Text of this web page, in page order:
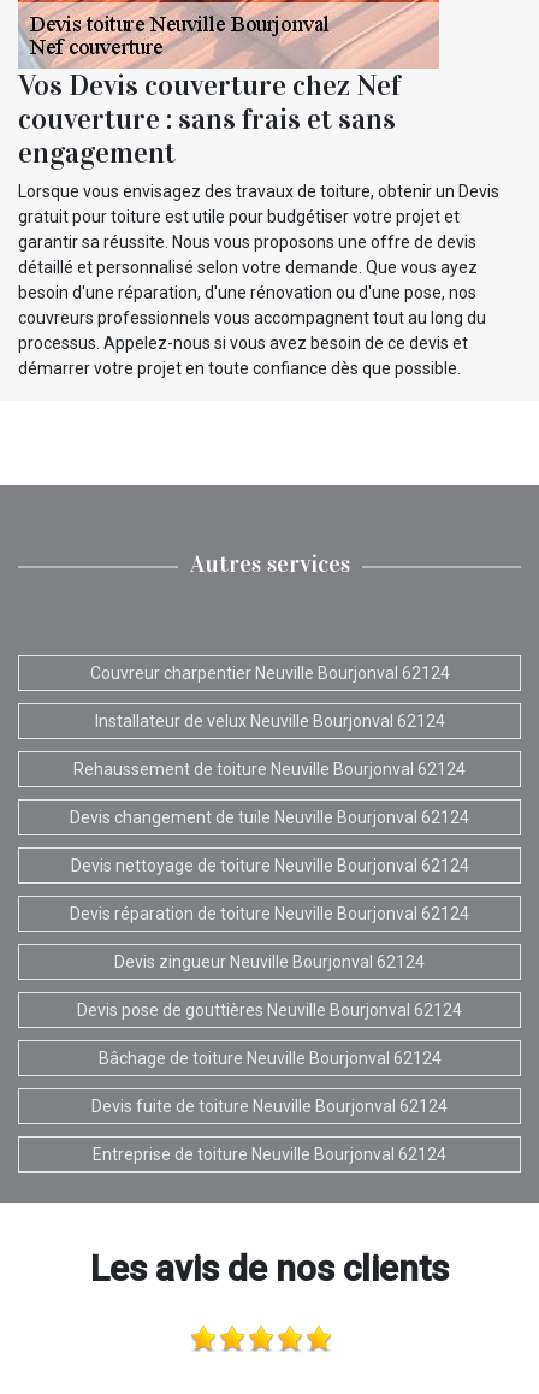
Vos Devis couverture chez Nef
couverture : sans frais et sans
engagement
Lorsque vous envisagez des travaux de toiture, obtenir un Devis
gratuit pour toiture est utile pour budgétiser votre projet et
garantir sa réussite. Nous vous proposons une offre de devis
détaillé et personnalisé selon votre demande. Que vous ayez
besoin d'une réparation, d'une rénovation ou d'une pose, nos
couvreurs professionnels vous accompagnent tout au long du
processus. Appelez-nous si vous avez besoin de ce devis et
démarrer votre projet en toute confiance dès que possible.
Autres services
Couvreur charpentier Neuville Bourjonval 62124
Installateur de velux Neuville Bourjonval 62124
Rehaussement de toiture Neuville Bourjonval 62124
Devis changement de tuile Neuville Bourjonval 62124
Devis nettoyage de toiture Neuville Bourjonval 62124
Devis réparation de toiture Neuville Bourjonval 62124
Devis zingueur Neuville Bourjonval 62124
Devis pose de gouttières Neuville Bourjonval 62124
Bâchage de toiture Neuville Bourjonval 62124
Devis fuite de toiture Neuville Bourjonval 62124
Entreprise de toiture Neuville Bourjonval 62124
Les avis de nos clients